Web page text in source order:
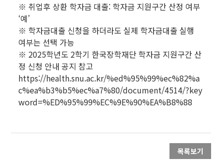
※ 취업후 상환 학자금 대출: 학자금 지원구간 산정 여부
‘예’
※ 학자금대출 신청을 하더라도 실제 학자금대출 실행
여부는 선택 가능
※ 2025학년도 2학기 한국장학재단 학자금 지원구간 산
정 신청 안내 공지 참고
https://health.snu.ac.kr/%ed%95%99%ec%82%a
c%ea%b3%b5%ec%a7%80/document/4514/?key
word=%ED%95%99%EC%9E%90%EA%B8%88
목록보기